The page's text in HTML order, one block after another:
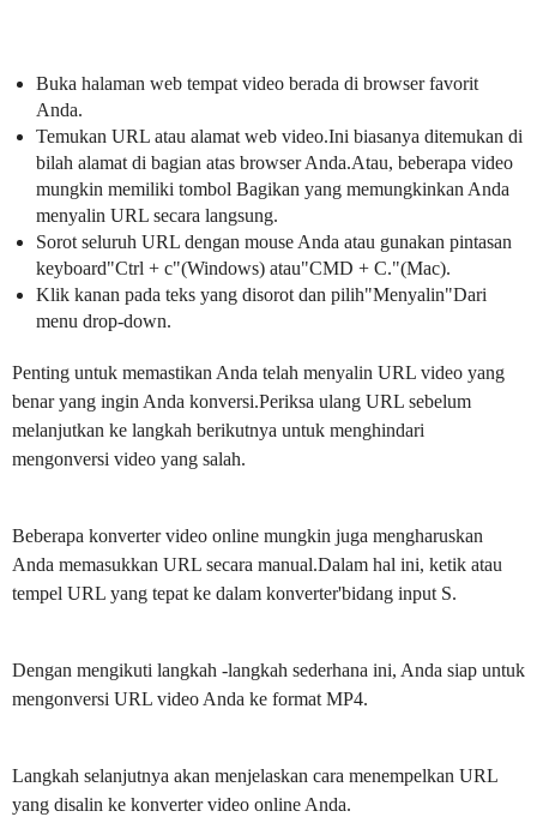
Buka halaman web tempat video berada di browser favorit
Anda.
Temukan URL atau alamat web video.Ini biasanya ditemukan di
bilah alamat di bagian atas browser Anda.Atau, beberapa video
mungkin memiliki tombol Bagikan yang memungkinkan Anda
menyalin URL secara langsung.
Sorot seluruh URL dengan mouse Anda atau gunakan pintasan
keyboard"Ctrl + c"(Windows) atau"CMD + C."(Mac).
Klik kanan pada teks yang disorot dan pilih"Menyalin"Dari
menu drop-down.
Penting untuk memastikan Anda telah menyalin URL video yang
benar yang ingin Anda konversi.Periksa ulang URL sebelum
melanjutkan ke langkah berikutnya untuk menghindari
mengonversi video yang salah.
Beberapa konverter video online mungkin juga mengharuskan
Anda memasukkan URL secara manual.Dalam hal ini, ketik atau
tempel URL yang tepat ke dalam konverter'bidang input S.
Dengan mengikuti langkah -langkah sederhana ini, Anda siap untuk
mengonversi URL video Anda ke format MP4.
Langkah selanjutnya akan menjelaskan cara menempelkan URL
yang disalin ke konverter video online Anda.